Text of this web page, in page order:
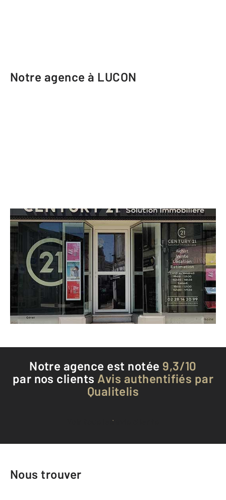
Notre agence à LUCON
CENTURY 21 Solution Immobilière
2 place du Commerce
LUCON - 85400
Envoyer un message
Téléphoner à l'agence
Notre agence est notée 9,3/10
par nos clients Avis authentifiés par
Qualitelis
Voir tous les avis clients
Nous trouver